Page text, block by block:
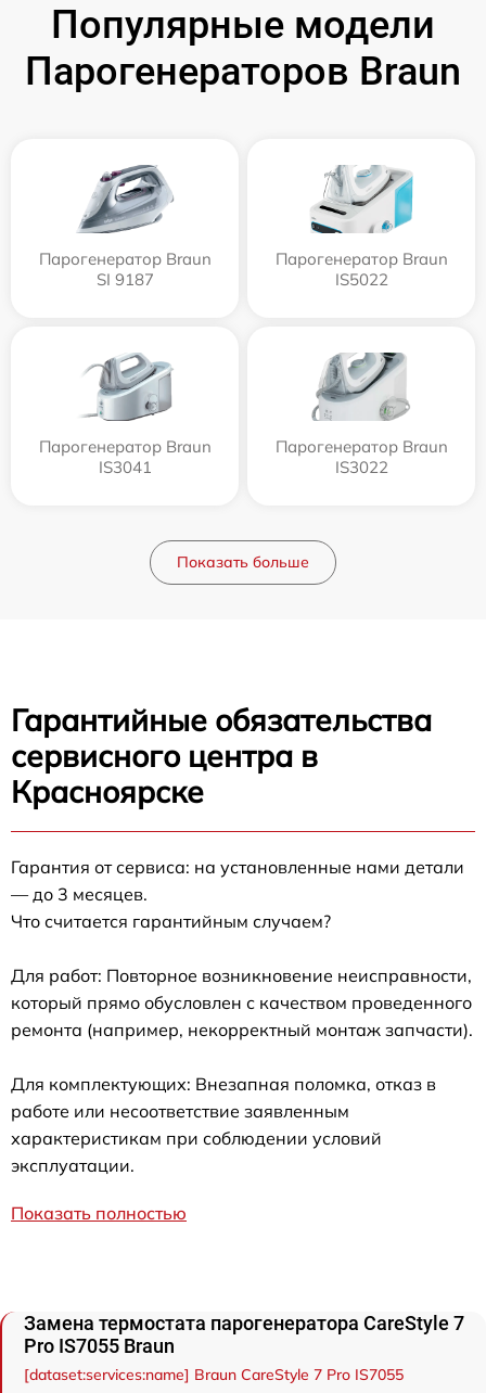
Популярные модели
Парогенераторов Braun
Парогенератор Braun
SI 9187
Парогенератор Braun
IS5022
Парогенератор Braun
IS3041
Парогенератор Braun
IS3022
Показать больше
Гарантийные обязательства
сервисного центра в
Красноярске
Гарантия от сервиса: на установленные нами детали
— до 3 месяцев.
Что считается гарантийным случаем?
Для работ: Повторное возникновение неисправности,
который прямо обусловлен с качеством проведенного
ремонта (например, некорректный монтаж запчасти).
Для комплектующих: Внезапная поломка, отказ в
работе или несоответствие заявленным
характеристикам при соблюдении условий
эксплуатации.
Показать полностью
Замена термостата парогенератора CareStyle 7
Pro IS7055 Braun
[dataset:services:name] Braun CareStyle 7 Pro IS7055